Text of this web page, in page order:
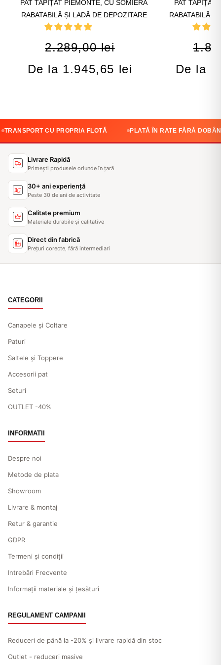
PAT TAPIȚAT PIEMONTE, CU SOMIERĂ
RABATABILĂ ȘI LADĂ DE DEPOZITARE
2.289,00 lei
De la 1.945,65 lei
PAT TAPIȚAT
RABATABILĂ
De la
FLOTĂ PLATĂ ÎN RATE FĂRĂ DOBÂNDĂ CALITATE
Livrare Rapidă
Primești produsele oriunde în țară
30+ ani experiență
Peste 30 de ani de activitate
Calitate premium
Materiale durabile și calitative
Direct din fabrică
Prețuri corecte, fără intermediari
CATEGORII
Canapele și Coltare
Paturi
Saltele și Toppere
Accesorii pat
Seturi
OUTLET -40%
INFORMATII
Despre noi
Metode de plata
Showroom
Livrare & montaj
Retur & garantie
GDPR
Termeni și condiții
Intrebări Frecvente
Informații materiale și țesături
REGULAMENT CAMPANII
Reduceri de până la -20% și livrare rapidă din stoc
Outlet - reduceri masive